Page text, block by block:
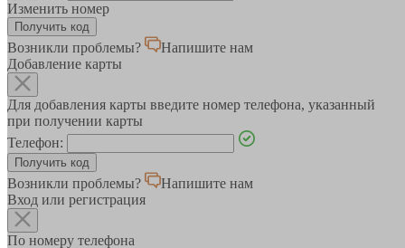
Изменить номер
Возникли проблемы?
Напишите нам
Добавление карты
Для добавления карты введите номер телефона, указанный
при получении карты
Телефон:
Возникли проблемы?
Напишите нам
Вход или регистрация
По номеру телефона